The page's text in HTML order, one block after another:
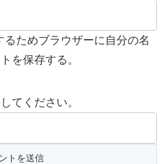
ためブラウザーに自分の名
を保存する。
てください。